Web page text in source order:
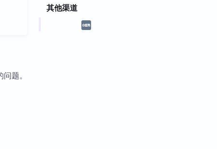
其他渠道
题。